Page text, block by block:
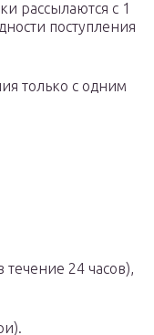
рассылаются с 1
поступления
только с одним
течение 24 часов),